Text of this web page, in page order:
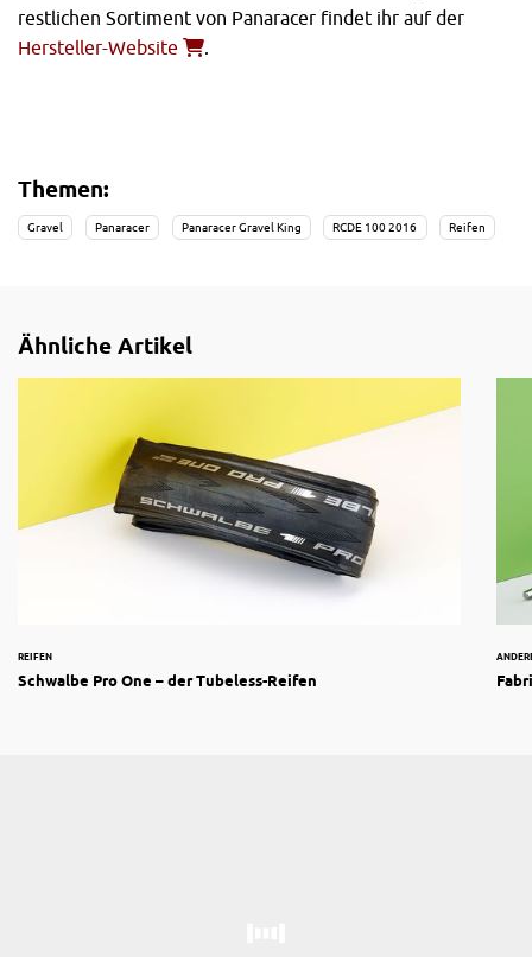
restlichen Sortiment von Panaracer findet ihr auf der
Hersteller-Website
.
Themen:
Gravel Panaracer Panaracer Gravel King RCDE 100 2016 Reifen
Ähnliche Artikel
REIFEN
Schwalbe Pro One – der Tubeless-Reifen